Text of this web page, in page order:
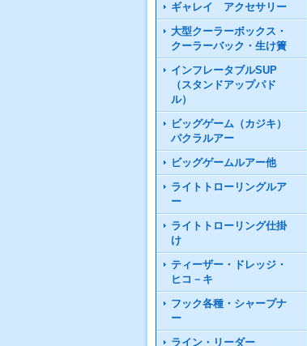
ギャレイ アクセサリー
大型クーラーボックス・
クーラーバック・生け簀
インフレータブルSUP
（スタンドアップパド
ル）
ビッグゲーム（カジキ）
パクラルアー
ビッグゲームルアー他
ライトトローリングルア
ー
ライトトローリング仕掛
け
ティーザー・ドレッジ・
ヒコ－キ
フック各種・シャープナ
ー
ライン・リーダー